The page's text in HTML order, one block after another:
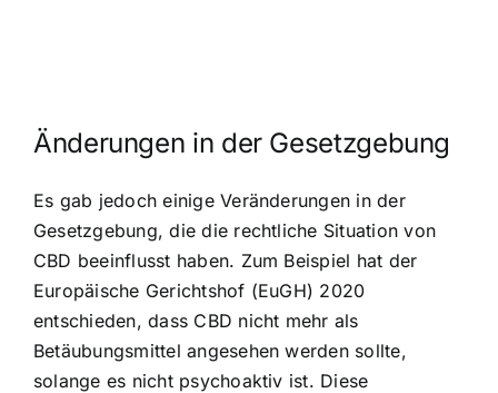
Änderungen in der Gesetzgebung
Es gab jedoch einige Veränderungen in der
Gesetzgebung, die die rechtliche Situation von
CBD beeinflusst haben. Zum Beispiel hat der
Europäische Gerichtshof (EuGH) 2020
entschieden, dass CBD nicht mehr als
Betäubungsmittel angesehen werden sollte,
solange es nicht psychoaktiv ist. Diese